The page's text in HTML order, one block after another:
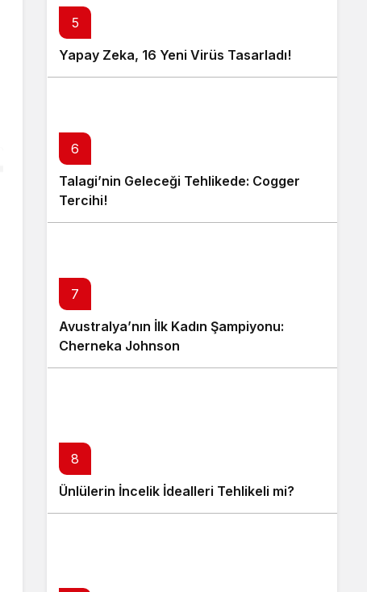
5
Yapay Zeka, 16 Yeni Virüs Tasarladı!
6
Talagi’nin Geleceği Tehlikede: Cogger
Tercihi!
7
Avustralya’nın İlk Kadın Şampiyonu:
Cherneka Johnson
8
Ünlülerin İncelik İdealleri Tehlikeli mi?